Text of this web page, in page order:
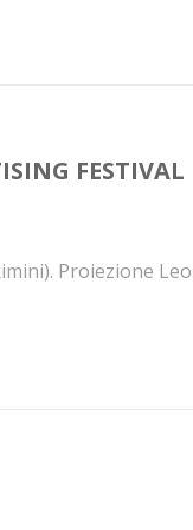
FESTIVAL
Proiezione